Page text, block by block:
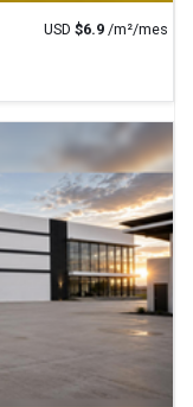
USD $6.9 /m²/mes